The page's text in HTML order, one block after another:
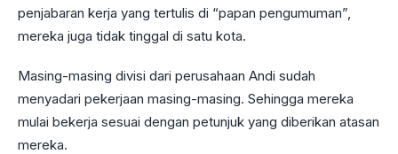
penjabaran kerja yang tertulis di “papan pengumuman”,
mereka juga tidak tinggal di satu kota.
Masing-masing divisi dari perusahaan Andi sudah
menyadari pekerjaan masing-masing. Sehingga mereka
mulai bekerja sesuai dengan petunjuk yang diberikan atasan
mereka.